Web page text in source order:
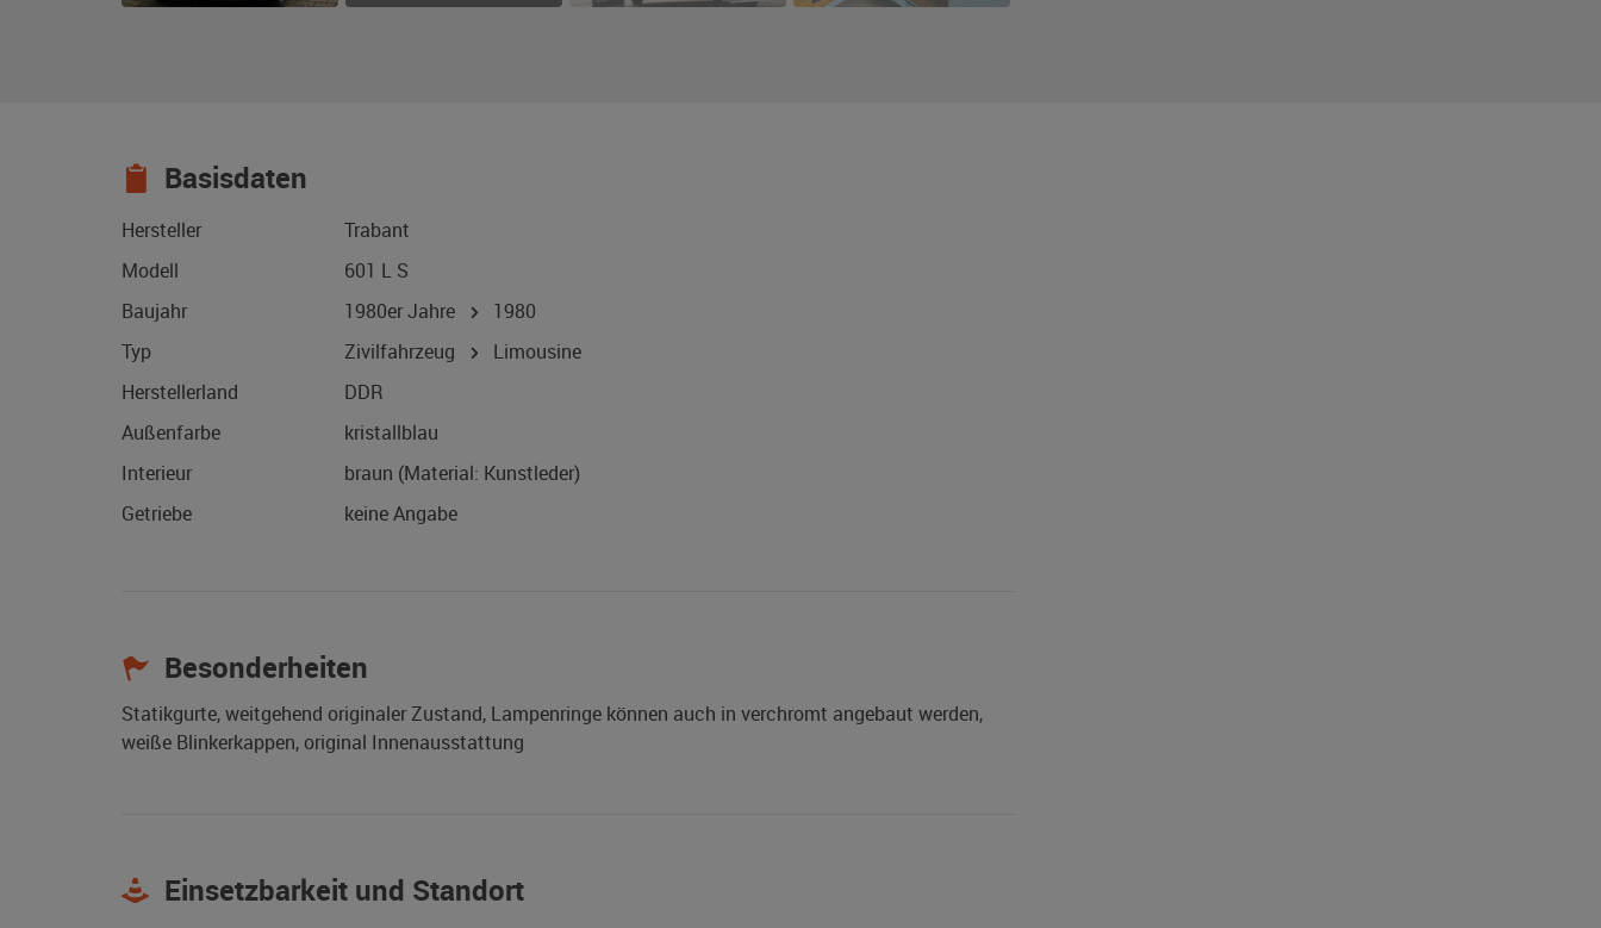
Basisdaten
Hersteller
Trabant
Modell
601 L S
Baujahr
1980er Jahre
1980
Typ
Zivilfahrzeug
Limousine
Herstellerland
DDR
Außenfarbe
kristallblau
Interieur
braun (Material: Kunstleder)
Getriebe
keine Angabe
Besonderheiten
Statikgurte, weitgehend originaler Zustand, Lampenringe können auch in verchromt angebaut werden,
weiße Blinkerkappen, original Innenausstattung
Einsetzbarkeit und Standort